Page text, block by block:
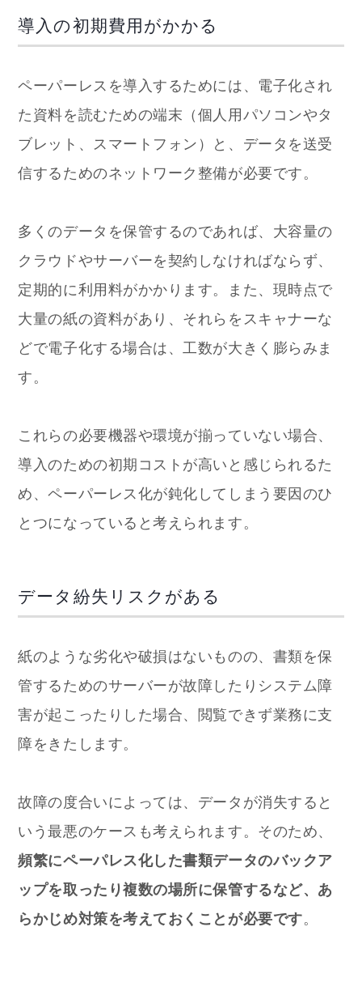
導入の初期費用がかかる
ペーパーレスを導入するためには、電子化され
た資料を読むための端末（個人用パソコンやタ
ブレット、スマートフォン）と、データを送受
信するためのネットワーク整備が必要です。
多くのデータを保管するのであれば、大容量の
クラウドやサーバーを契約しなければならず、
定期的に利用料がかかります。また、現時点で
大量の紙の資料があり、それらをスキャナーな
どで電子化する場合は、工数が大きく膨らみま
す。
これらの必要機器や環境が揃っていない場合、
導入のための初期コストが高いと感じられるた
め、ペーパーレス化が鈍化してしまう要因のひ
とつになっていると考えられます。
データ紛失リスクがある
紙のような劣化や破損はないものの、書類を保
管するためのサーバーが故障したりシステム障
害が起こったりした場合、閲覧できず業務に支
障をきたします。
故障の度合いによっては、データが消失すると
いう最悪のケースも考えられます。そのため、
頻繁にペーパレス化した書類データのバックア
ップを取ったり複数の場所に保管するなど、あ
らかじめ対策を考えておくことが必要です。